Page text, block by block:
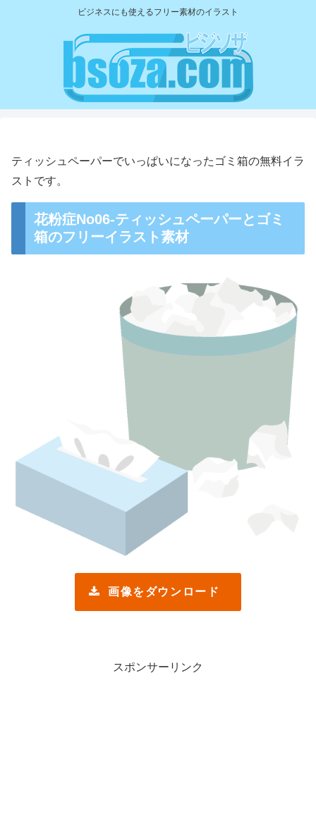
ビジネスにも使えるフリー素材のイラスト
ティッシュペーパーでいっぱいになったゴミ箱の無料イラ
ストです。
花粉症No06-ティッシュペーパーとゴミ
箱のフリーイラスト素材
画像をダウンロード
スポンサーリンク